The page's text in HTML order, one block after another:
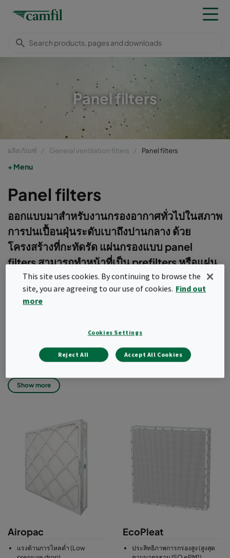
Panel filters
ผลิตภัณฑ์ General ventilation filters Panel filters
Menu
Panel filters
ออกแบบมาสำหรับงานกรองอากาศทั่วไปในสภาพ
การปนเปื้อนฝุ่นระดับเบาถึงปานกลาง ด้วย
โครงสร้างที่กะทัดรัด แผ่นกรองแบบ panel
filters สามารถทำหน้าที่เป็น prefilters หรือแผ่น
กรองหลักในงานที่มีพื้นที่จำกัด และมีบทบาท
สำคัญในการยืดอายุการใช้งานของแผ่นกรองขั้น
ที่สองทั้งในอาคารที่พักอาศัยและอาคารพาณิชย์
Prefilters ถูกออกแบบมาเพื่อปกป้องแผ่นกรองละเอียดในทุกการใช้งาน
และ recirculation air
แผ่นกรองแบบ panel filters ของเรามีหลายขนาดให้เลือก
มีให้เลือกหลายขนาด สำหรับข้อมูลเพิ่มเติมดูที่ข้อมูลผลิตภัณฑ์
วัสดุกรอบ: กระดาษแข็งทนความชื้น, พลาสติก หรือ โลหะ
Show more
Airopac
แรงต้านการไหลต่ำ (Low
EcoPleat
ประสิทธิภาพการกรองสูง (สูงสุด
This site uses cookies. By continuing to browse the
site, you are agreeing to our use of cookies. Find out
more
Cookies Settings
Reject All Accept All Cookies